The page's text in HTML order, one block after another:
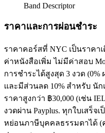
Band Descriptor
ราคาและการผ่อนชำระ
ราคาคอร์สที่ NYC เป็นราคา
ค่าหนังสือเพิ่ม ไม่มีค่าสอบ
การชำระได้สูงสุด 3 งวด (0%
และมีส่วนลด 10% สำหรับ นัก
ราคาสูงกว่า ฿30,000 (เช่น
งวดผ่าน Payplus. ทุกใบเสร็
หย่อนภาษีบุคคลธรรมดาได้